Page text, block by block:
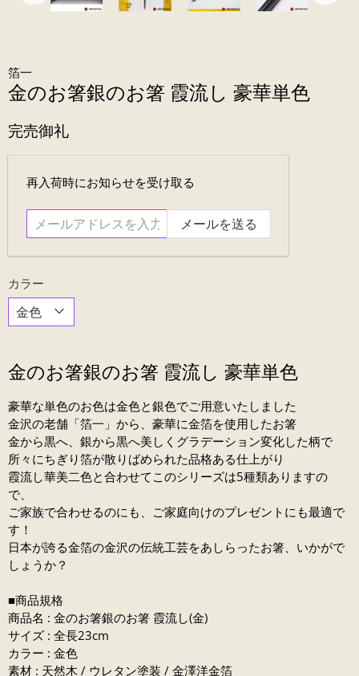
箔一
金のお箸銀のお箸 霞流し 豪華単色
完売御礼
メ
ア
ド
ス
を
入
再入荷時にお知らせを受け取る
カラー
金のお箸銀のお箸 霞流し 豪華単色
豪華な単色のお色は金色と銀色でご用意いたしました
金沢の老舗「箔一」から、豪華に金箔を使用したお箸
金から黒へ、銀から黒へ美しくグラデーション変化した柄で
所々にちぎり箔が散りばめられた品格ある仕上がり
霞流し華美二色と合わせてこのシリーズは5種類ありますの
で、
ご家族で合わせるのにも、ご家庭向けのプレゼントにも最適で
す！
日本が誇る金箔の金沢の伝統工芸をあしらったお箸、いかがで
しょうか？
■商品規格
商品名 : 金のお箸銀のお箸 霞流し(金)
サイズ : 全長23cm
カラー : 金色
素材 : 天然木 / ウレタン塗装 / 金澤洋金箔